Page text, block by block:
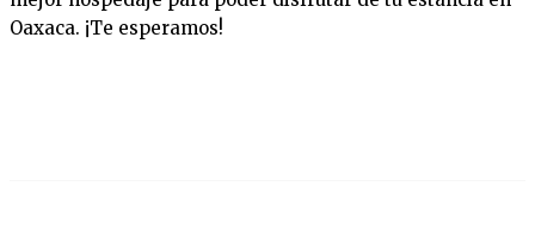
Oaxaca. ¡Te esperamos!